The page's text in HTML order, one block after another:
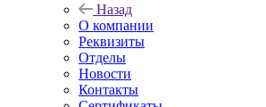
Назад
О компании
Реквизиты
Отделы
Новости
Контакты